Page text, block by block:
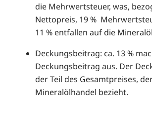
die Mehrwertsteuer, was,
Nettopreis, 19 %
11 % entfallen auf die
Deckungsbeitrag: ca. 13 %
Deckungsbeitrag aus. Der
der Teil des Gesamtpreises,
Mineralölhandel bezieht.